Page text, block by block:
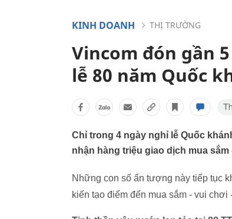
KINH DOANH THỊ TRƯỜNG
Vincom đón gần
lễ 80 năm Quốc
Chỉ trong 4 ngày nghỉ lễ Quốc
nhận hàng triệu giao dịch mua sắm
Những con số ấn tượng này tiếp tục
kiến tạo điểm đến mua sắm - vui